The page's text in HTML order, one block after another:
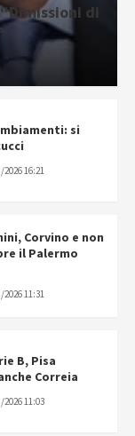
di
si
16:21
Corvino e non
il Palermo
11:31
B, Pisa
Correia
2026 11:03